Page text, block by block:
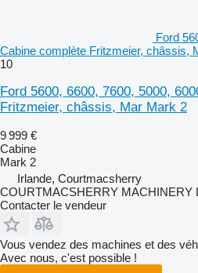
Ford
Cabine complète Fritzmeier, châssis,
10
Ford 5600, 6600, 7600, 5000,
Fritzmeier, châssis, Mar Mark 2
9 999 €
Cabine
Mark 2
Irlande, Courtmacsherry
COURTMACSHERRY MACHINERY
Contacter le vendeur
Vous vendez des machines et des
Avec nous, c'est possible !